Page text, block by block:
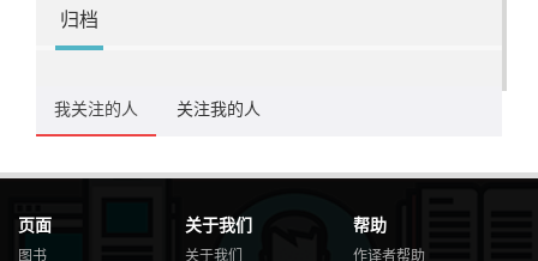
归档
我关注的人 关注我的人
页面
图书
关于我们
关于我们
帮助
作译者帮助